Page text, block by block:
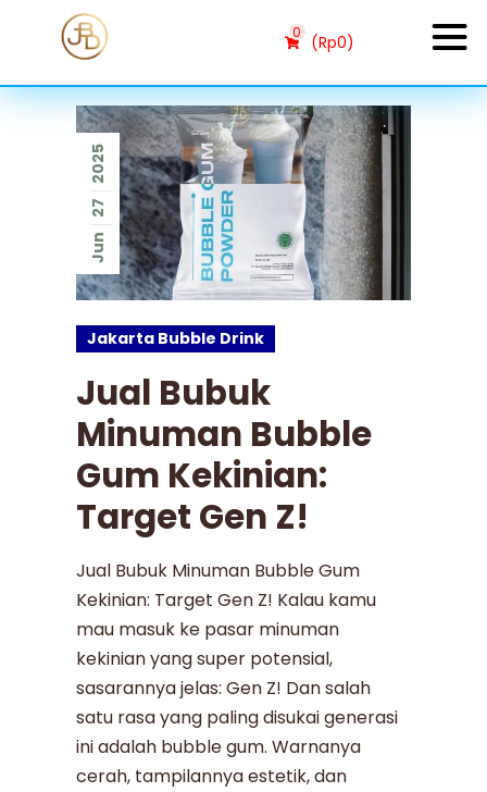
0 (Rp0)
Jun
27
2025
Jakarta Bubble Drink
Jual Bubuk
Minuman Bubble
Gum Kekinian:
Target Gen Z!
Jual Bubuk Minuman Bubble Gum
Kekinian: Target Gen Z! Kalau kamu
mau masuk ke pasar minuman
kekinian yang super potensial,
sasarannya jelas: Gen Z! Dan salah
satu rasa yang paling disukai generasi
ini adalah bubble gum. Warnanya
cerah, tampilannya estetik, dan